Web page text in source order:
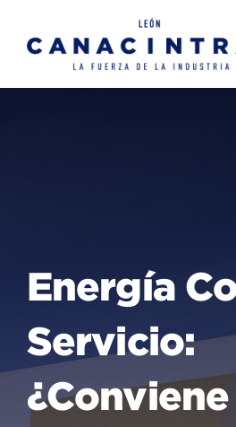
Energía
Servicio:
¿conviene